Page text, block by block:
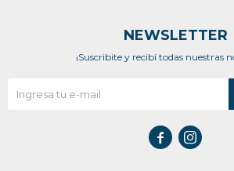
NEWSLETTER
¡Suscribite y recibí todas nuestras
 